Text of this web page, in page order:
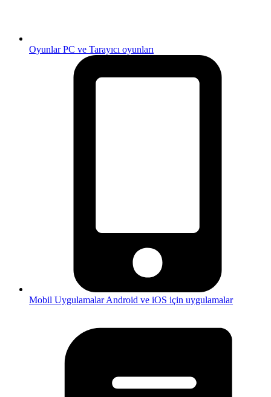
OyunlarPC ve Tarayıcı oyunları
Mobil UygulamalarAndroid ve iOS için uygulamalar